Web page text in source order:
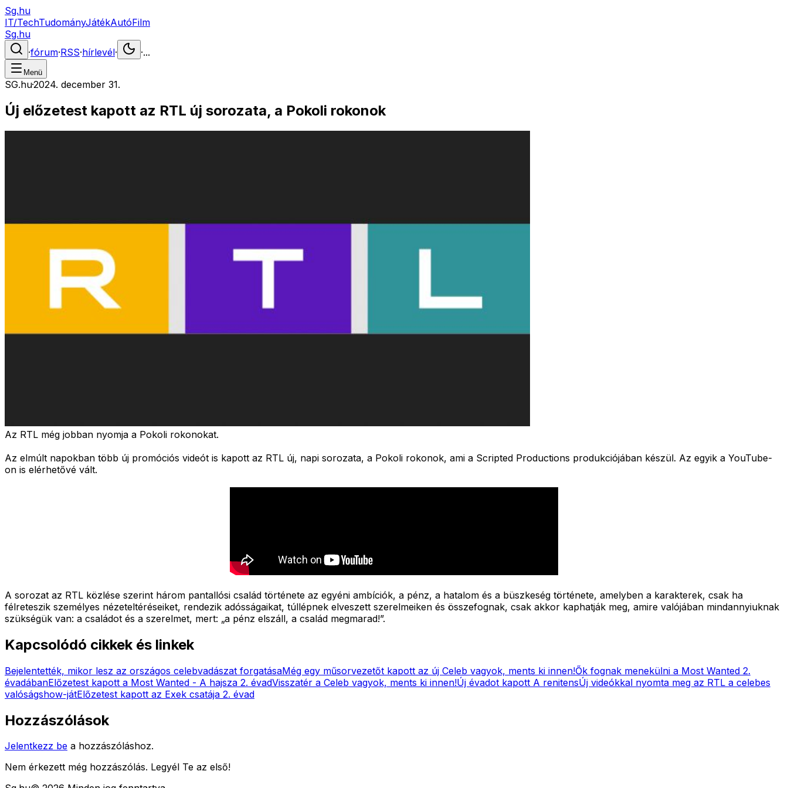
Sg.hu
IT/TechTudományJátékAutóFilm
Sg.hu
·fórum·RSS·hírlevél· ·...
Menü
SG.hu·2024. december 31.
Új előzetest kapott az RTL új sorozata, a Pokoli rokonok
Az RTL még jobban nyomja a Pokoli rokonokat.
Az elmúlt napokban több új promóciós videót is kapott az RTL új, napi sorozata, a Pokoli rokonok, ami a Scripted Productions produkciójában készül. Az egyik a YouTube-
on is elérhetővé vált.
A sorozat az RTL közlése szerint három pantallósi család története az egyéni ambíciók, a pénz, a hatalom és a büszkeség története, amelyben a karakterek, csak ha
félreteszik személyes nézeteltéréseiket, rendezik adósságaikat, túllépnek elveszett szerelmeiken és összefognak, csak akkor kaphatják meg, amire valójában mindannyiuknak
szükségük van: a családot és a szerelmet, mert: „a pénz elszáll, a család megmarad!”.
Kapcsolódó cikkek és linkek
Bejelentették, mikor lesz az országos celebvadászat forgatásaMég egy műsorvezetőt kapott az új Celeb vagyok, ments ki innen!Ők fognak menekülni a Most Wanted 2.
évadábanElőzetest kapott a Most Wanted - A hajsza 2. évadVisszatér a Celeb vagyok, ments ki innen!Új évadot kapott A renitensÚj videókkal nyomta meg az RTL a celebes
valóságshow-játElőzetest kapott az Exek csatája 2. évad
Hozzászólások
Jelentkezz be a hozzászóláshoz.
Nem érkezett még hozzászólás. Legyél Te az első!